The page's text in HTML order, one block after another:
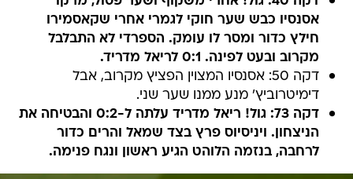
אסנסיו כבש שער חוקי לגמרי אחרי שקאסמירו
חילץ כדור ומסר לו עומק. הספרדי לא התבלבל
מקרוב ובעט לפינה. 0:1 לריאל מדריד.
דקה 50: אסנסיו המצוין הפציץ מקרוב, אבל
דימיטרוביץ' מנע ממנו שער שני.
דקה 73: גול! ריאל מדריד עלתה ל-0:2 והבטיחה את
הניצחון. ויניסיוס פרץ בצד שמאל והרים כדור
לרחבה, בנזמה הלוהט הגיע ראשון ונגח פנימה.